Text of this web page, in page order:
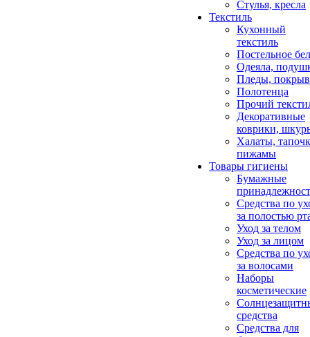
Стулья, кресла
Текстиль
Кухонный
текстиль
Постельное
Одеяла,
Пледы,
Полотенца
Прочий
Декоративные
коврики,
Халаты,
пижамы
Товары гигиены
Бумажные
Средства по
за полостью
Уход за телом
Уход за лицом
Средства по
за волосами
Наборы
косметические
средства
Средства для